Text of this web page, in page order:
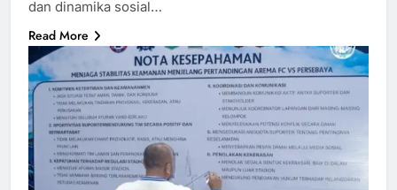
dan dinamika sosial…
Read More